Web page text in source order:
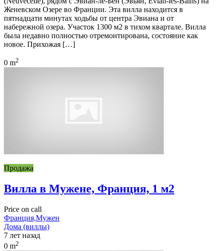
Женевском Озере во Франции. Эта вилла находится в
пятнадцати минутах ходьбы от центра Эвиана и от
набережной озера. Участок 1300 м2 в тихом квартале. Вилла
была недавно полностью отремонтирована, состояние как
новое. Прихожая […]
0 m2
Продажа
Вилла в Мужене, Франция, 1 м2
Price on call
Франция,Мужен
Дома (виллы)
7 лет назад
0 m2